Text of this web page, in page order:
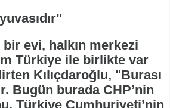
bir evi, halkın merkezi
Türkiye ile birlikte var
Kılıçdaroğlu, "Burası
Bugün burada CHP’nin
Türkiye Cumhuriyeti’nin